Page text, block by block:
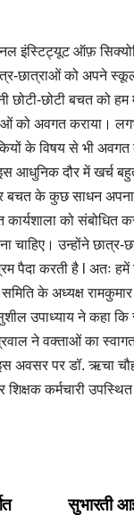
इंस्टिट्यूट ऑफ़
छात्राओं को अपने
छोटी-छोटी बचत
अवगत कराया।
के विषय से भी अवगत
दौर में खर्च बहुत
के कुछ साधन
को संबोधित
उन्होंने छात्र-
करती है l अतः हमें
के अध्यक्ष
उपाध्याय ने कहा
ने वक्ताओं का
अवसर पर डॉ. ऋचा
कर्मचारी
सुभारती